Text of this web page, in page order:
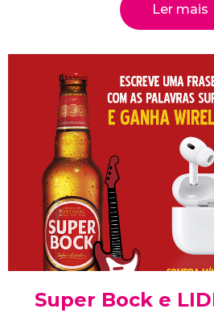
Ler mais
Super Bock e